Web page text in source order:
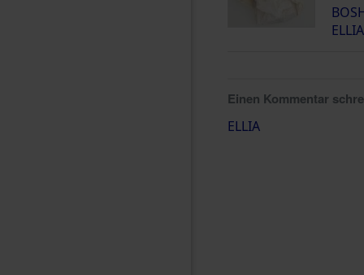
ELLIA
Einen Kommentar
ELLIA